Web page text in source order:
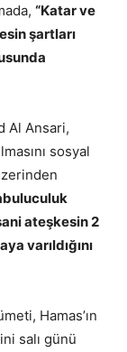
“Katar ve
şartları
Al Ansari,
sosyal
ateşkesin 2
varıldığını
Hamas’ın
salı günü